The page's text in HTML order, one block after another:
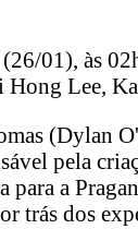
01), às
Lee,
(Dylan
pela
a
trás dos